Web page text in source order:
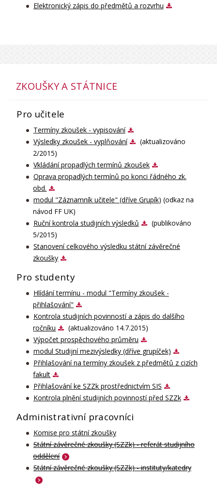
Elektronický zápis do předmětů a rozvrhu
ZKOUŠKY A STÁTNICE
Pro učitele
Termíny zkoušek - vypisování
Výsledky zkoušek - vyplňování
(aktualizováno
2/2015)
Vkládání propadlých termínů zkoušek
Oprava propadlých termínů po konci řádného zk.
obd.
modul "Záznamník učitele" (dříve Grupík) (odkaz na
návod FF UK)
Ruční kontrola studijních výsledků
(publikováno
5/2015)
Stanovení celkového výsledku státní závěrečné
zkoušky
Pro studenty
Hlídání termínu - modul "Termíny zkoušek -
přihlašování"
Kontrola studijních povinností a zápis do dalšího
ročníku
(aktualizováno 14.7.2015)
Výpočet prospěchového průměru
modul Studijní mezivýsledky (dříve grupíček)
Přihlašování na termíny zkoušek z předmětů z cizích
fakult
Přihlašování ke SZZk prostřednictvím SIS
Kontrola plnění studijních povinností před SZZk
Administrativní pracovníci
Komise pro státní zkoušky
Státní závěrečné zkoušky (SZZk) - referát studijního
oddělení
Státní závěrečné zkoušky (SZZk) - instituty/katedry